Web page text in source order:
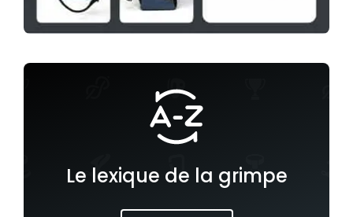
Le lexique de la grimpe